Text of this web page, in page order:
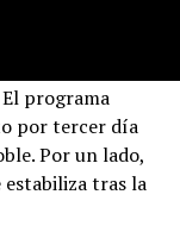
El programa
por tercer día
Por un lado,
estabiliza tras la